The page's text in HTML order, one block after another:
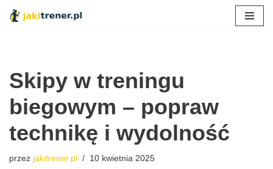
Skipy w treningu
biegowym – popraw
technikę i wydolność
przez jakitrener.pl 10 kwietnia 2025